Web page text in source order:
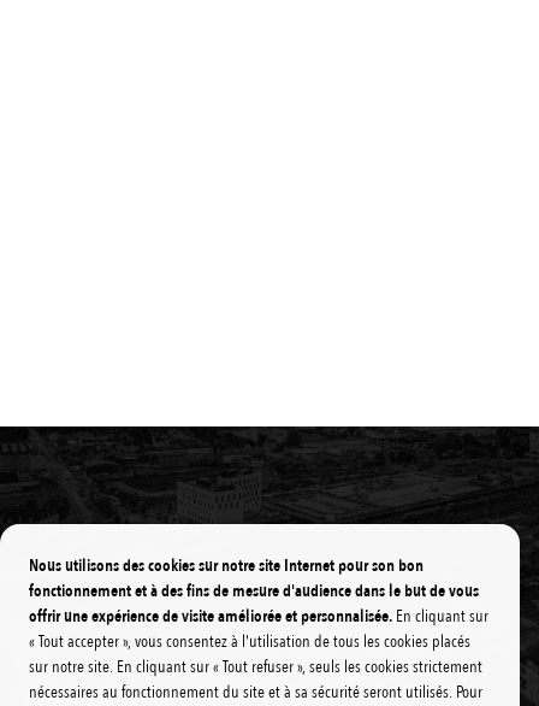
Nous utilisons des cookies sur notre site Internet pour son bon
fonctionnement et à des fins de mesure d'audience dans le but de vous
offrir une expérience de visite améliorée et personnalisée. En cliquant sur
« Tout accepter », vous consentez à l'utilisation de tous les cookies placés
sur notre site. En cliquant sur « Tout refuser », seuls les cookies strictement
nécessaires au fonctionnement du site et à sa sécurité seront utilisés. Pour